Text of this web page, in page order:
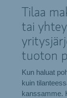
Tilaa
tai
tuoton
Kun haluat
kuin
kanssamme.